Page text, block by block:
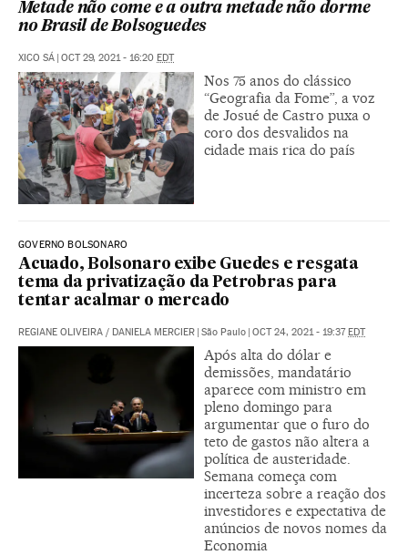
Metade não come e a outra metade não dorme
no Brasil de Bolsoguedes
XICO SÁ | OCT 29, 2021 - 16:20 EDT
Nos 75 anos do clássico
“Geografia da Fome”, a voz
de Josué de Castro puxa o
coro dos desvalidos na
cidade mais rica do país
GOVERNO BOLSONARO
Acuado, Bolsonaro exibe Guedes e resgata
tema da privatização da Petrobras para
tentar acalmar o mercado
REGIANE OLIVEIRA / DANIELA MERCIER | São Paulo | OCT 24, 2021 - 19:37EDT
Após alta do dólar e
demissões, mandatário
aparece com ministro em
pleno domingo para
argumentar que o furo do
teto de gastos não altera a
política de austeridade.
Semana começa com
incerteza sobre a reação dos
investidores e expectativa de
anúncios de novos nomes da
Economia